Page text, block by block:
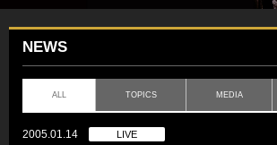
NEWS
ALL TOPICS MEDIA
2005.01.14 LIVE